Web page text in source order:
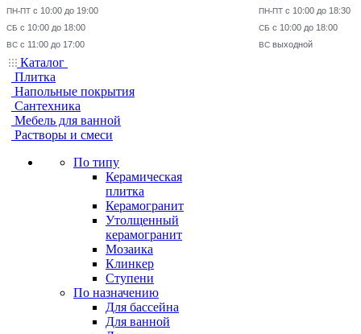
ПН-ПТ с 10:00 до 19:00
СБ с 10:00 до 18:00
ВС с 11:00 до 17:00
ПН-ПТ с 10:00 до 18:30
СБ с 10:00 до 18:00
ВС выходной
Каталог
Плитка
Напольные покрытия
Сантехника
Мебель для ванной
Растворы и смеси
По типу
Керамическая
плитка
Керамогранит
Утолщенный
керамогранит
Мозаика
Клинкер
Ступени
По назначению
Для бассейна
Для ванной